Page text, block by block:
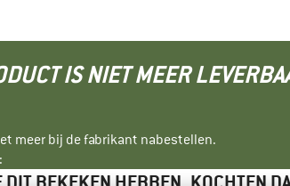
IS NIET MEER
meer bij de fabrikant nabestellen.